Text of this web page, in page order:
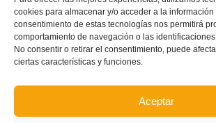
cookies para almacenar y/o acceder a la información
consentimiento de estas tecnologías nos permitirá
comportamiento de navegación o las
No consentir o retirar el consentimiento, puede
ciertas características y funciones.
Aceptar
Rivales, fechas y sede para la Selecció Valenciana
sub15 y sub17 en el Campeonato de España